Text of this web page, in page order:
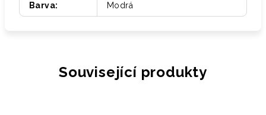
Barva: Modrá
Související produkty